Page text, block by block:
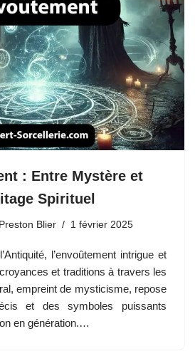
: Entre Mystère et
Spirituel
Blier 1 février 2025
l’envoûtement intrigue et
et traditions à travers les
empreint de mysticisme, repose
et des symboles puissants
en génération.…